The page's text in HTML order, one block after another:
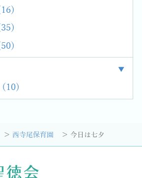
(10)
西寺尾保育園 今日は七夕